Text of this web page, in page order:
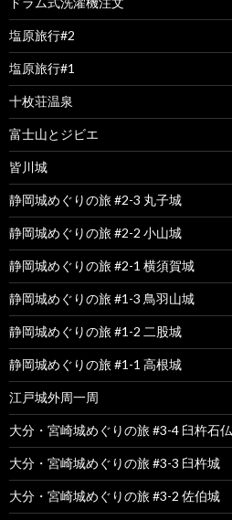
塩原旅行#2
塩原旅行#1
十枚荘温泉
富士山とジビエ
皆川城
静岡城めぐりの旅 #2-3 丸子城
静岡城めぐりの旅 #2-2 小山城
静岡城めぐりの旅 #2-1 横須賀城
静岡城めぐりの旅 #1-3 鳥羽山城
静岡城めぐりの旅 #1-2 二股城
静岡城めぐりの旅 #1-1 高根城
江戸城外周一周
大分・宮崎城めぐりの旅 #3-4 臼杵石仏
大分・宮崎城めぐりの旅 #3-3 臼杵城
大分・宮崎城めぐりの旅 #3-2 佐伯城